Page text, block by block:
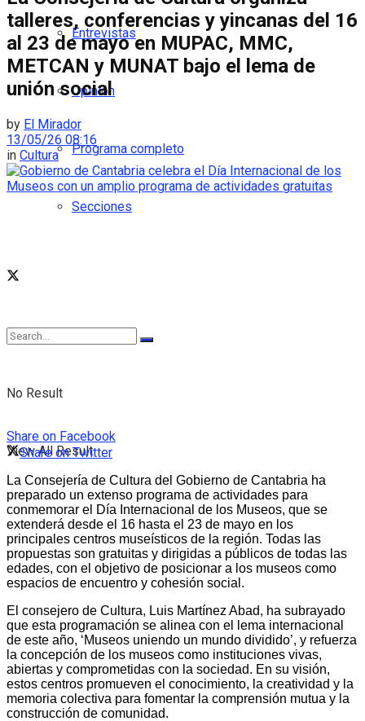
Entrevistas
Opinión
Programa completo
Secciones
No Result
View All Result
talleres, conferencias y yincanas del 16
al 23 de mayo en MUPAC, MMC,
METCAN y MUNAT bajo el lema de
unión social
by El Mirador
13/05/26 08:16
in Cultura
Share on Facebook
Share on Twitter
La Consejería de Cultura del Gobierno de Cantabria ha
preparado un extenso programa de actividades para
conmemorar el Día Internacional de los Museos, que se
extenderá desde el 16 hasta el 23 de mayo en los
principales centros museísticos de la región. Todas las
propuestas son gratuitas y dirigidas a públicos de todas las
edades, con el objetivo de posicionar a los museos como
espacios de encuentro y cohesión social.
El consejero de Cultura, Luis Martínez Abad, ha subrayado
que esta programación se alinea con el lema internacional
de este año, ‘Museos uniendo un mundo dividido’, y refuerza
la concepción de los museos como instituciones vivas,
abiertas y comprometidas con la sociedad. En su visión,
estos centros promueven el conocimiento, la creatividad y la
memoria colectiva para fomentar la comprensión mutua y la
construcción de comunidad.